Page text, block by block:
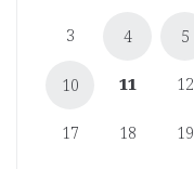
3 4 5
10 11 12
17 18 19